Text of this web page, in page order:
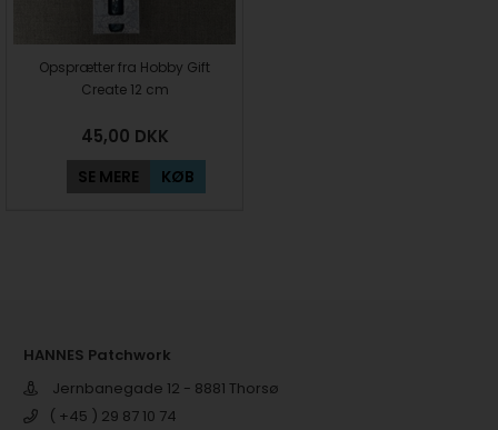
Opsprætter fra Hobby Gift
Create 12 cm
45,00 DKK
SE MERE KØB
HANNES Patchwork
Jernbanegade 12 - 8881 Thorsø
( +45 ) 29 87 10 74